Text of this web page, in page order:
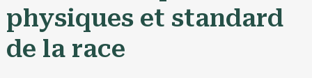
physiques et standard
de la race